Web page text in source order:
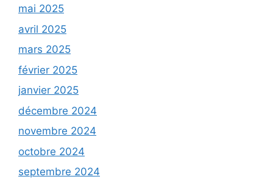
mai 2025
avril 2025
mars 2025
février 2025
janvier 2025
décembre 2024
novembre 2024
octobre 2024
septembre 2024